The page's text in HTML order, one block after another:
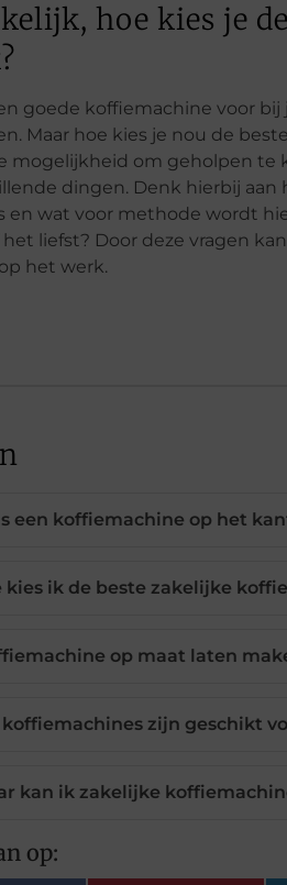
hoe kies je
goede koffiemachine voor
Maar hoe kies je nou de
mogelijkheid om geholpen te
dingen. Denk hierbij aan
en wat voor methode wordt
liefst? Door deze vragen
het werk.
een koffiemachine op het
kies ik de beste zakelijke
op maat laten
zijn geschikt
kan ik zakelijke
op: